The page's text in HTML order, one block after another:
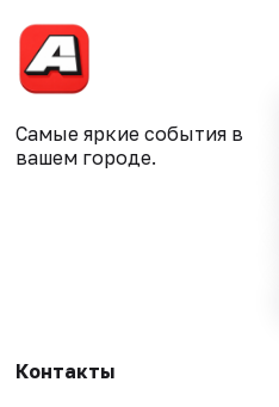
Самые яркие события в
вашем городе.
Контакты